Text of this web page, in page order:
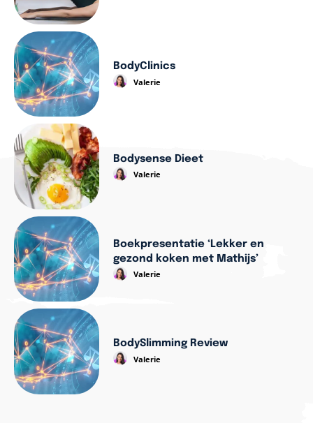
BodyClinics
Valerie
Bodysense Dieet
Valerie
Boekpresentatie ‘Lekker en
gezond koken met Mathijs’
Valerie
BodySlimming Review
Valerie